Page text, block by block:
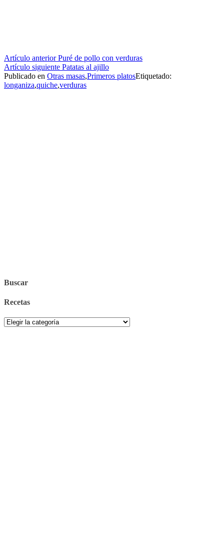
Seguir
leyendo
Artículo anteriorPuré de pollo con verduras
Artículo siguiente Patatas al ajillo
Publicado en Otras masas,Primeros platosEtiquetado:
longaniza,quiche,verduras
Buscar
Recetas
Recetas